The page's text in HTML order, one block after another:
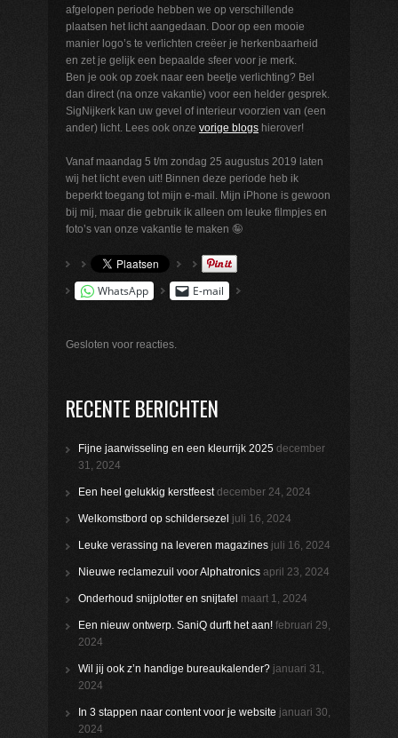
afgelopen periode hebben we op verschillende
plaatsen het licht aangedaan. Door op een mooie
manier logo’s te verlichten creëer je herkenbaarheid
en zet je gelijk een bepaalde sfeer voor je merk.
Ben je ook op zoek naar een beetje verlichting? Bel
dan direct (na onze vakantie) voor een helder gesprek.
SigNijkerk kan uw gevel of interieur voorzien van (een
ander) licht. Lees ook onze vorige blogs hierover!
Vanaf maandag 5 t/m zondag 25 augustus 2019 laten
wij het licht even uit! Binnen deze periode heb ik
beperkt toegang tot mijn e-mail. Mijn iPhone is gewoon
bij mij, maar die gebruik ik alleen om leuke filmpjes en
foto’s van onze vakantie te maken 🤪
WhatsApp E-mail
Gesloten voor reacties.
RECENTE BERICHTEN
Fijne jaarwisseling en een kleurrijk 2025 december
31, 2024
Een heel gelukkig kerstfeest december 24, 2024
Welkomstbord op schildersezel juli 16, 2024
Leuke verassing na leveren magazines juli 16, 2024
Nieuwe reclamezuil voor Alphatronics april 23, 2024
Onderhoud snijplotter en snijtafel maart 1, 2024
Een nieuw ontwerp. SaniQ durft het aan! februari 29,
2024
Wil jij ook z’n handige bureaukalender? januari 31,
2024
In 3 stappen naar content voor je website januari 30,
2024